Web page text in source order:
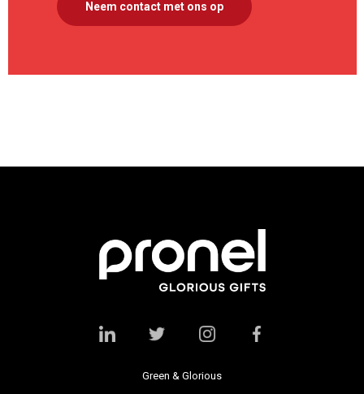
Neem contact met ons op
Green & Glorious